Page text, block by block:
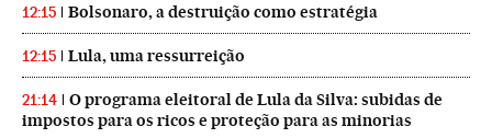
12:15 Bolsonaro, a destruição como estratégia
12:15 Lula, uma ressurreição
21:14
O programa eleitoral de Lula da Silva: subidas de
impostos para os ricos e proteção para as minorias